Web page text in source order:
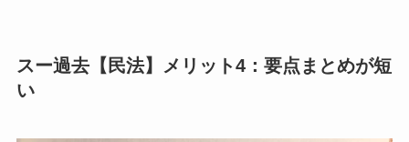
スー過去【民法】メリット4：要点まとめが短
い